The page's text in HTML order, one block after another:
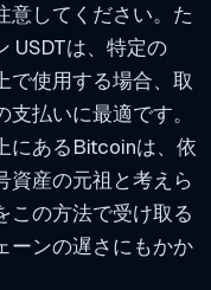
意してください。た
USDTは、特定の
で使用する場合、取
払いに最適です。
にあるBitcoinは、依
資産の元祖と考えら
この方法で受け取る
ーンの遅さにもかか